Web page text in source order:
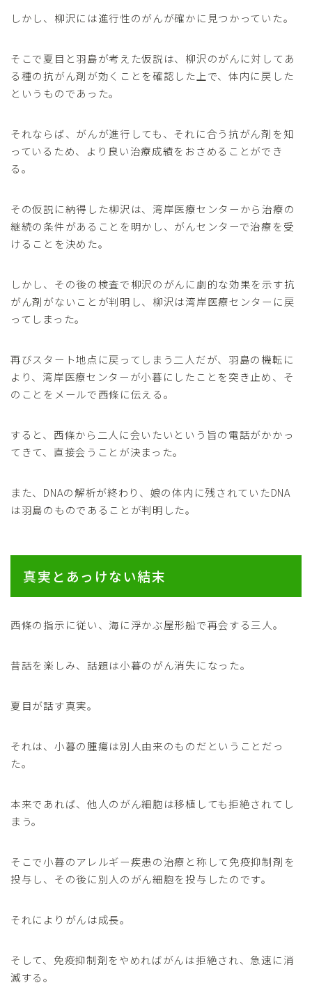
しかし、柳沢には進行性のがんが確かに見つかっていた。
そこで夏目と羽島が考えた仮説は、柳沢のがんに対してあ
る種の抗がん剤が効くことを確認した上で、体内に戻した
というものであった。
それならば、がんが進行しても、それに合う抗がん剤を知
っているため、より良い治療成績をおさめることができ
る。
その仮説に納得した柳沢は、湾岸医療センターから治療の
継続の条件があることを明かし、がんセンターで治療を受
けることを決めた。
しかし、その後の検査で柳沢のがんに劇的な効果を示す抗
がん剤がないことが判明し、柳沢は湾岸医療センターに戻
ってしまった。
再びスタート地点に戻ってしまう二人だが、羽島の機転に
より、湾岸医療センターが小暮にしたことを突き止め、そ
のことをメールで西條に伝える。
すると、西條から二人に会いたいという旨の電話がかかっ
てきて、直接会うことが決まった。
また、DNAの解析が終わり、娘の体内に残されていたDNA
は羽島のものであることが判明した。
真実とあっけない結末
西條の指示に従い、海に浮かぶ屋形船で再会する三人。
昔話を楽しみ、話題は小暮のがん消失になった。
夏目が話す真実。
それは、小暮の腫瘍は別人由来のものだということだっ
た。
本来であれば、他人のがん細胞は移植しても拒絶されてし
まう。
そこで小暮のアレルギー疾患の治療と称して免疫抑制剤を
投与し、その後に別人のがん細胞を投与したのです。
それによりがんは成長。
そして、免疫抑制剤をやめればがんは拒絶され、急速に消
滅する。